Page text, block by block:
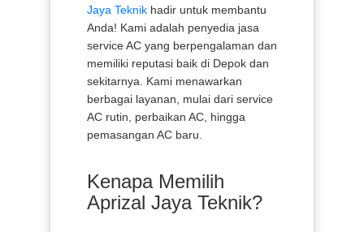
Jaya Teknikhadir untuk membantu
Anda! Kami adalah penyedia jasa
service AC yang berpengalaman dan
memiliki reputasi baik di Depok dan
sekitarnya. Kami menawarkan
berbagai layanan, mulai dari service
AC rutin, perbaikan AC, hingga
pemasangan AC baru.
Kenapa Memilih
Aprizal Jaya Teknik?